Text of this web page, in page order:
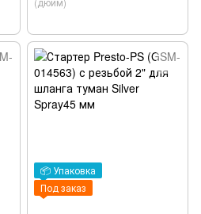
📦 Упаковка
Под заказ